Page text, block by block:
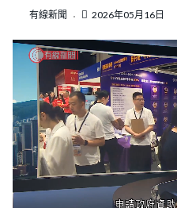
有線新聞 2026年05月16日